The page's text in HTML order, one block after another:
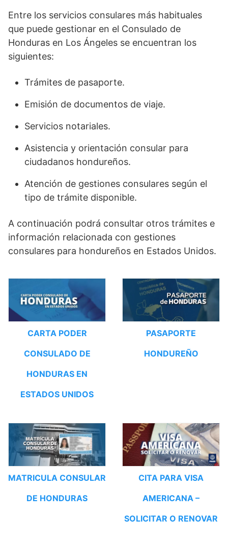
Entre los servicios consulares más habituales
que puede gestionar en el Consulado de
Honduras en Los Ángeles se encuentran los
siguientes:
Trámites de pasaporte.
Emisión de documentos de viaje.
Servicios notariales.
Asistencia y orientación consular para
ciudadanos hondureños.
Atención de gestiones consulares según el
tipo de trámite disponible.
A continuación podrá consultar otros trámites e
información relacionada con gestiones
consulares para hondureños en Estados Unidos.
CARTA PODER
CONSULADO DE
HONDURAS EN
ESTADOS UNIDOS
PASAPORTE
HONDUREÑO
MATRICULA CONSULAR
DE HONDURAS
CITA PARA VISA
AMERICANA –
SOLICITAR O RENOVAR